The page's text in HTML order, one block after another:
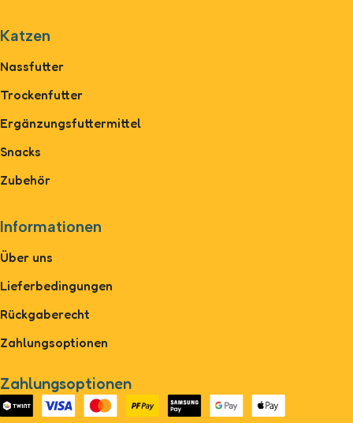
Katzen
Nassfutter
Trockenfutter
Ergänzungsfuttermittel
Snacks
Zubehör
Informationen
Über uns
Lieferbedingungen
Rückgaberecht
Zahlungsoptionen
Zahlungsoptionen